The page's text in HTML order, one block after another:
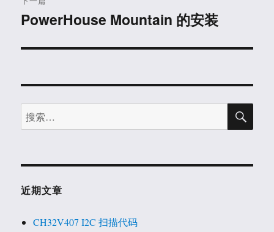
下
文
PowerHouse Mountain 的安装
搜
索：
搜
近期文章
CH32V407 I2C 扫描代码